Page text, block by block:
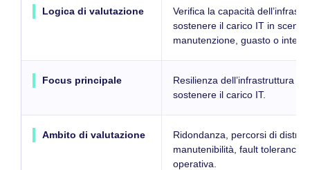
Logica di valutazione
Verifica la capacità
sostenere il carico IT in
manutenzione, guasto o
Focus principale
Resilienza dell’infrastruttura e
sostenere il carico IT.
Ambito di valutazione
Ridondanza, percorsi di
manutenibilità, fault tolerance,
operativa.